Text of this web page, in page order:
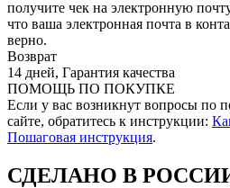
получите чек на электронную
что ваша электронная почта в
верно.
Возврат
14 дней, Гарантия качества
ПОМОЩЬ ПО ПОКУПКЕ
Если у вас возникнут вопросы по
сайте, обратитесь к инструкции:
Пошаговая инструкция.
СДЕЛАНО В